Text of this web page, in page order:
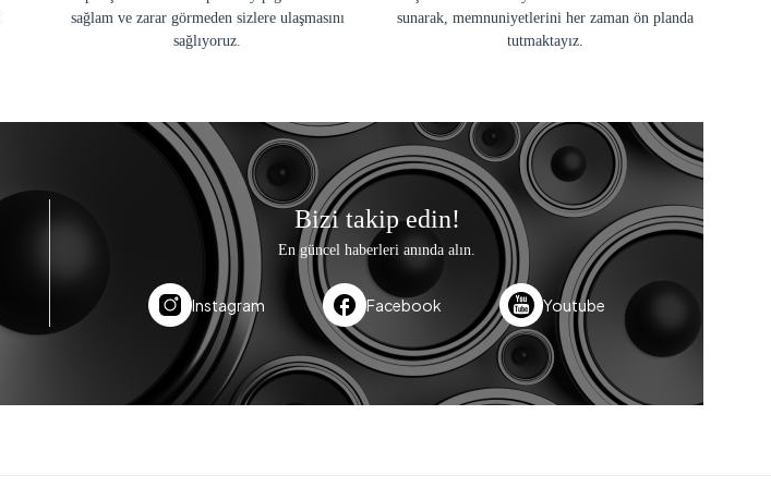
sağlam ve zarar görmeden sizlere ulaşmasını
sağlıyoruz.
sunarak, memnuniyetlerini her zaman ön planda
tutmaktayız.
Bizi takip edin!
En güncel haberleri anında alın.
Instagram Facebook Youtube